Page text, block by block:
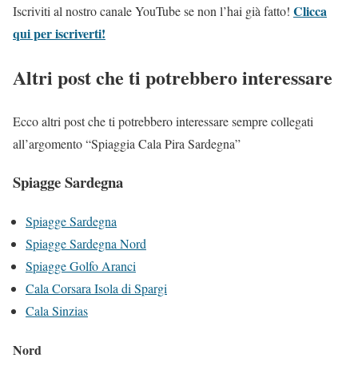
Iscriviti al nostro canale YouTube se non l’hai già fatto! Clicca
qui per iscriverti!
Altri post che ti potrebbero interessare
Ecco altri post che ti potrebbero interessare sempre collegati
all’argomento “Spiaggia Cala Pira Sardegna”
Spiagge Sardegna
Spiagge Sardegna
Spiagge Sardegna Nord
Spiagge Golfo Aranci
Cala Corsara Isola di Spargi
Cala Sinzias
Nord